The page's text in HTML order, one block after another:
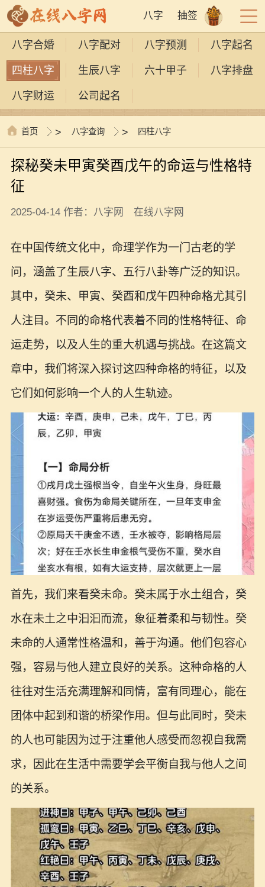
八字 抽签
八字合婚 八字配对 八字预测 八字起名
四柱八字 生辰八字 六十甲子 八字排盘
八字财运 公司起名
首页 > 八字查询 > 四柱八字
探秘癸未甲寅癸酉戊午的命运与性格特
征
2025-04-14 作者：八字网 在线八字网
在中国传统文化中，命理学作为一门古老的学
问，涵盖了生辰八字、五行八卦等广泛的知识。
其中，癸未、甲寅、癸酉和戊午四种命格尤其引
人注目。不同的命格代表着不同的性格特征、命
运走势，以及人生的重大机遇与挑战。在这篇文
章中，我们将深入探讨这四种命格的特征，以及
它们如何影响一个人的人生轨迹。
首先，我们来看癸未命。癸未属于水土组合，癸
水在未土之中汩汩而流，象征着柔和与韧性。癸
未命的人通常性格温和，善于沟通。他们包容心
强，容易与他人建立良好的关系。这种命格的人
往往对生活充满理解和同情，富有同理心，能在
团体中起到和谐的桥梁作用。但与此同时，癸未
的人也可能因为过于注重他人感受而忽视自我需
求，因此在生活中需要学会平衡自我与他人之间
的关系。